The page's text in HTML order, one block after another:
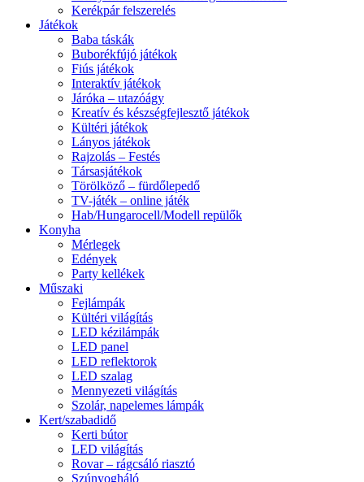
Kerékpár felszerelés
Játékok
Baba táskák
Buborékfújó játékok
Fiús játékok
Interaktív játékok
Járóka – utazóágy
Kreatív és készségfejlesztő játékok
Kültéri játékok
Lányos játékok
Rajzolás – Festés
Társasjátékok
Törölköző – fürdőlepedő
TV-játék – online játék
Hab/Hungarocell/Modell repülők
Konyha
Mérlegek
Edények
Party kellékek
Műszaki
Fejlámpák
Kültéri világítás
LED kézilámpák
LED panel
LED reflektorok
LED szalag
Mennyezeti világítás
Szolár, napelemes lámpák
Kert/szabadidő
Kerti bútor
LED világítás
Rovar – rágcsáló riasztó
Szúnyogháló